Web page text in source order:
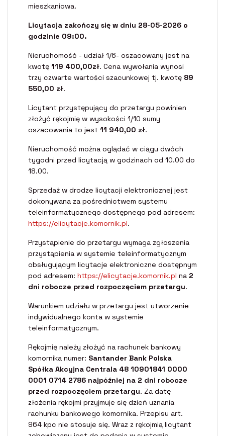
mieszkaniowa.
Licytacja zakończy się w dniu 28-05-2026 o
godzinie 09:00.
Nieruchomość - udział 1/6- oszacowany jest na
kwotę 119 400,00zł. Cena wywołania wynosi
trzy czwarte wartości szacunkowej tj. kwotę 89
550,00 zł.
Licytant przystępujący do przetargu powinien
złożyć rękojmię w wysokości 1/10 sumy
oszacowania to jest 11 940,00 zł.
Nieruchomość można oglądać w ciągu dwóch
tygodni przed licytacją w godzinach od 10.00 do
18.00.
Sprzedaż w drodze licytacji elektronicznej jest
dokonywana za pośrednictwem systemu
teleinformatycznego dostępnego pod adresem:
https://elicytacje.komornik.pl.
Przystąpienie do przetargu wymaga zgłoszenia
przystąpienia w systemie teleinformatycznym
obsługującym licytacje elektroniczne dostępnym
pod adresem: https://elicytacje.komornik.pl na 2
dni robocze przed rozpoczęciem przetargu.
Warunkiem udziału w przetargu jest utworzenie
indywidualnego konta w systemie
teleinformatycznym.
Rękojmię należy złożyć na rachunek bankowy
komornika numer: Santander Bank Polska
Spółka Akcyjna Centrala 48 10901841 0000
0001 0714 2786 najpóźniej na 2 dni robocze
przed rozpoczęciem przetargu. Za datę
złożenia rękojmi przyjmuje się dzień uznania
rachunku bankowego komornika. Przepisu art.
964 kpc nie stosuje się. Wraz z rękojmią licytant